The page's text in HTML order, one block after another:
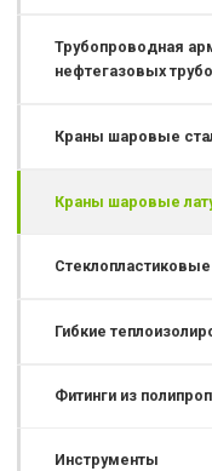
Трубопроводная
нефтегазовых
Краны шаровые
Краны шаровые
Стеклопластиковые
Гибкие
Фитинги из
Инструменты